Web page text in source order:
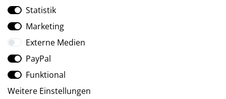
Social Media
Statistik
Marketing
Externe Medien
PayPal
Funktional
Weitere Einstellungen